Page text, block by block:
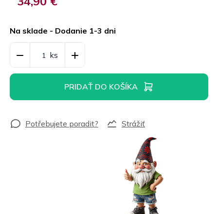
cena:
Na sklade - Dodanie 1-3 dni
PRIDAŤ DO KOŠÍKA
Strážiť